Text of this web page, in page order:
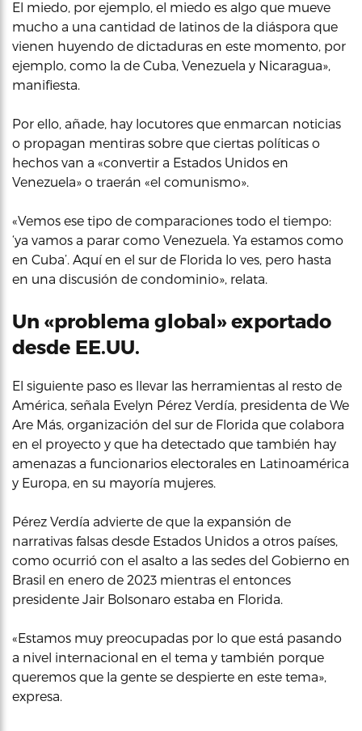
El miedo, por ejemplo, el miedo es algo que mueve
mucho a una cantidad de latinos de la diáspora que
vienen huyendo de dictaduras en este momento, por
ejemplo, como la de Cuba, Venezuela y Nicaragua»,
manifiesta.
Por ello, añade, hay locutores que enmarcan noticias
o propagan mentiras sobre que ciertas políticas o
hechos van a «convertir a Estados Unidos en
Venezuela» o traerán «el comunismo».
«Vemos ese tipo de comparaciones todo el tiempo:
‘ya vamos a parar como Venezuela. Ya estamos como
en Cuba’. Aquí en el sur de Florida lo ves, pero hasta
en una discusión de condominio», relata.
Un «problema global» exportado
desde EE.UU.
El siguiente paso es llevar las herramientas al resto de
América, señala Evelyn Pérez Verdía, presidenta de We
Are Más, organización del sur de Florida que colabora
en el proyecto y que ha detectado que también hay
amenazas a funcionarios electorales en Latinoamérica
y Europa, en su mayoría mujeres.
Pérez Verdía advierte de que la expansión de
narrativas falsas desde Estados Unidos a otros países,
como ocurrió con el asalto a las sedes del Gobierno en
Brasil en enero de 2023 mientras el entonces
presidente Jair Bolsonaro estaba en Florida.
«Estamos muy preocupadas por lo que está pasando
a nivel internacional en el tema y también porque
queremos que la gente se despierte en este tema»,
expresa.